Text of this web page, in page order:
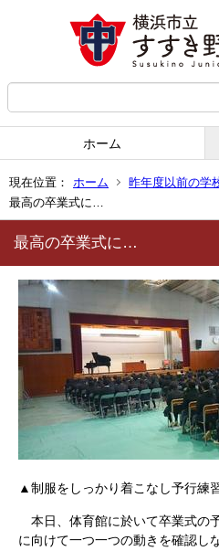
ホーム
現在位置： ホーム 昨年度以前の学
最高の卒業式に…
最高の卒業式に…
▲制服をしっかり着こなし予行練
本日、体育館に於いて卒業式の
に向けて一つ一つの動きを確認し